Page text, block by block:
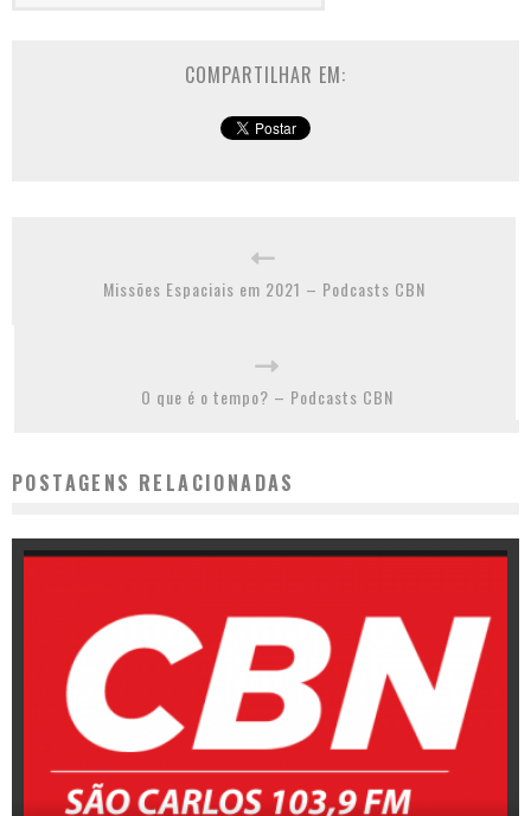
COMPARTILHAR EM:
Missões Espaciais em 2021 – Podcasts CBN
O que é o tempo? – Podcasts CBN
POSTAGENS RELACIONADAS